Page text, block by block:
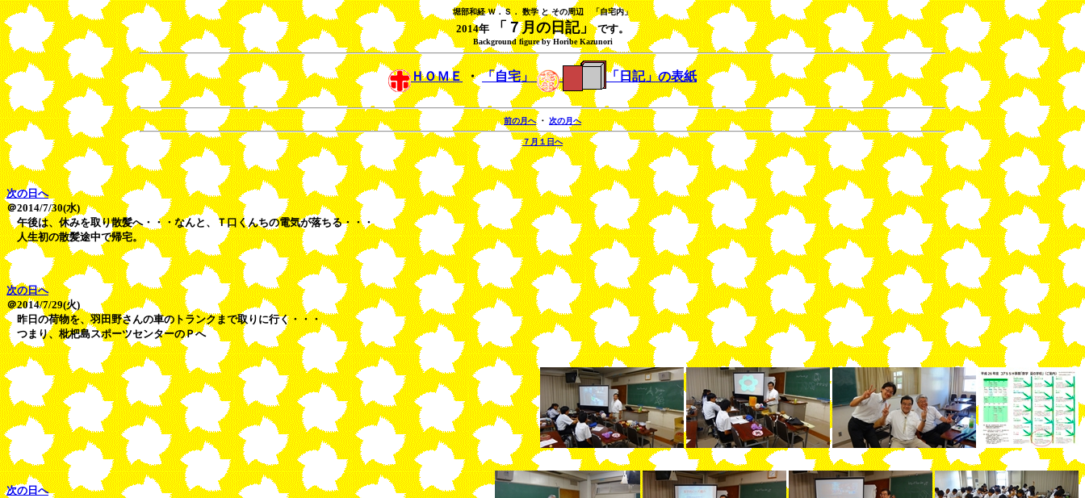
堀部和経 Ｗ．Ｓ． 数学 と その周辺 「自宅内」
2014年 「７月の日記」 です。
Background figure by Horibe Kazunori
ＨＯＭＥ・「自宅」 「日記」の表紙
前の月へ ・ 次の月へ
７月１日へ
次の日へ
＠2014/7/30(水)
午後は、休みを取り散髪へ・・・なんと、Ｔ口くんちの電気が落ちる・・・
人生初の散髪途中で帰宅。
次の日へ
＠2014/7/29(火)
昨日の荷物を、羽田野さんの車のトランクまで取りに行く・・・
つまり、枇杷島スポーツセンターのＰへ
次の日へ